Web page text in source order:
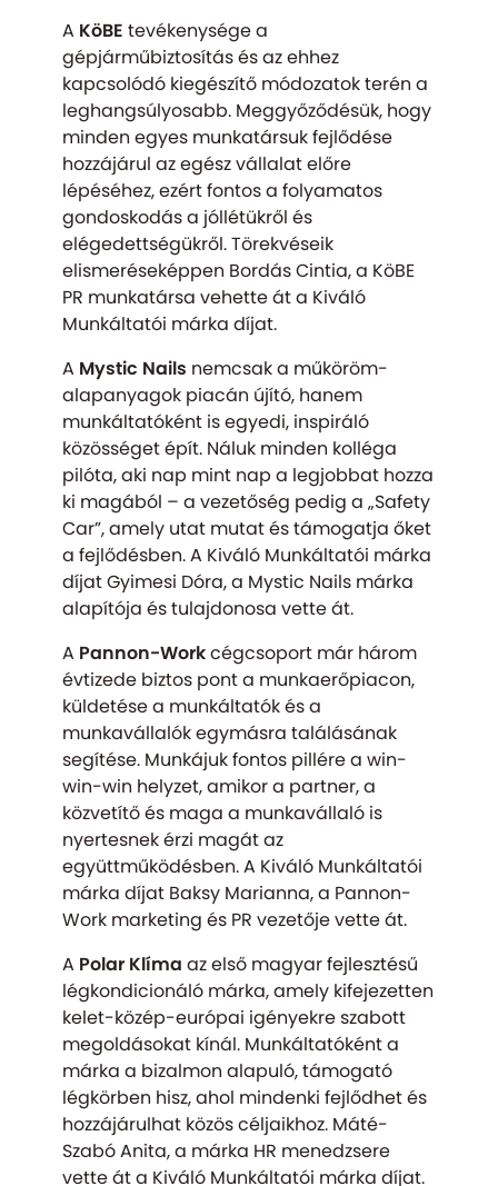
A KöBE tevékenysége a
gépjárműbiztosítás és az ehhez
kapcsolódó kiegészítő módozatok terén a
leghangsúlyosabb. Meggyőződésük, hogy
minden egyes munkatársuk fejlődése
hozzájárul az egész vállalat előre
lépéséhez, ezért fontos a folyamatos
gondoskodás a jóllétükről és
elégedettségükről. Törekvéseik
elismeréseképpen Bordás Cintia, a KöBE
PR munkatársa vehette át a Kiváló
Munkáltatói márka díjat.
A Mystic Nails nemcsak a műköröm-
alapanyagok piacán újító, hanem
munkáltatóként is egyedi, inspiráló
közösséget épít. Náluk minden kolléga
pilóta, aki nap mint nap a legjobbat hozza
ki magából – a vezetőség pedig a „Safety
Car”, amely utat mutat és támogatja őket
a fejlődésben. A Kiváló Munkáltatói márka
díjat Gyimesi Dóra, a Mystic Nails márka
alapítója és tulajdonosa vette át.
A Pannon-Workcégcsoport már három
évtizede biztos pont a munkaerőpiacon,
küldetése a munkáltatók és a
munkavállalók egymásra találásának
segítése. Munkájuk fontos pillére a win-
win-win helyzet, amikor a partner, a
közvetítő és maga a munkavállaló is
nyertesnek érzi magát az
együttműködésben. A Kiváló Munkáltatói
márka díjat Baksy Marianna, a Pannon-
Work marketing és PR vezetője vette át.
A Polar Klíma az első magyar fejlesztésű
légkondicionáló márka, amely kifejezetten
kelet-közép-európai igényekre szabott
megoldásokat kínál. Munkáltatóként a
márka a bizalmon alapuló, támogató
légkörben hisz, ahol mindenki fejlődhet és
hozzájárulhat közös céljaikhoz. Máté-
Szabó Anita, a márka HR menedzsere
vette át a Kiváló Munkáltatói márka díjat.